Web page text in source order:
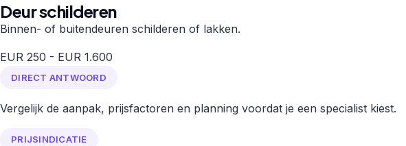
Deur schilderen
Binnen- of buitendeuren schilderen of lakken.
EUR 250 - EUR 1.600
DIRECT ANTWOORD
Vergelijk de aanpak, prijsfactoren en planning voordat je een specialist kiest.
PRIJSINDICATIE